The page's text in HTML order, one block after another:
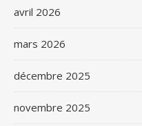
avril 2026
mars 2026
décembre 2025
novembre 2025